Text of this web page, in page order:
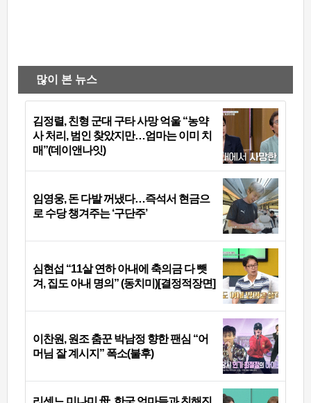
많이 본 뉴스
김정렬, 친형 군대 구타 사망 억울 “농약
사 처리, 범인 찾았지만…엄마는 이미 치
매”(데이앤나잇)
임영웅, 돈 다발 꺼냈다…즉석서 현금으
로 수당 챙겨주는 ‘구단주’
심현섭 “11살 연하 아내에 축의금 다 뺏
겨, 집도 아내 명의” (동치미)[결정적장면]
이찬원, 원조 춤꾼 박남정 향한 팬심 “어
머님 잘 계시지” 폭소(불후)